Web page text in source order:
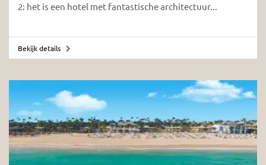
2: het is een hotel met fantastische architectuur...
Bekijk details